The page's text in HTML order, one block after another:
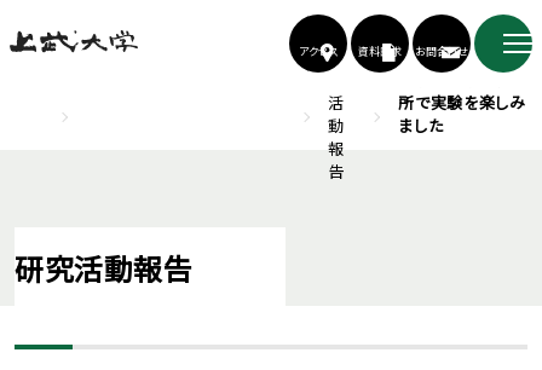
アクセス 資料請求 お問合わせ
研究活動報告
TOP 上武大学 医学生理学研究所
研
究
活
動
報
告
看護学部１年生が
医学生理学研究
所で実験を楽しみ
ました